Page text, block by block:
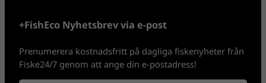
+FishEco Nyhetsbrev via e-post
Prenumerera kostnadsfritt på dagliga fiskenyheter från
Fiske24/7 genom att ange din e-postadress!